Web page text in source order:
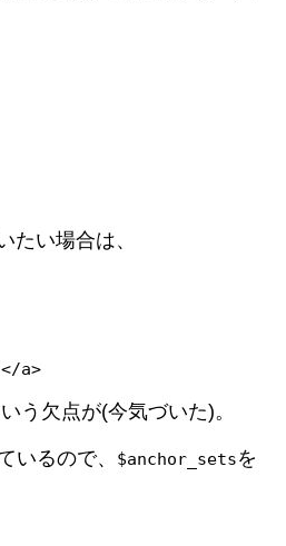
たい場合は、
a>
う欠点が(今気づいた)。
いるので、 $anchor_setsを